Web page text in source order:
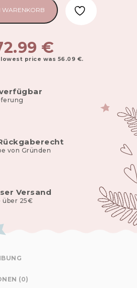
WARENKORB
€
lowest price was 56.09 €.
von Gründen
Versand
über 25€
(0)